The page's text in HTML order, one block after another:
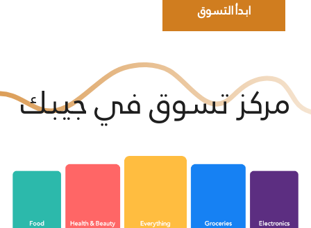
ابدأ التسوق
مركز تسوق في جيبك